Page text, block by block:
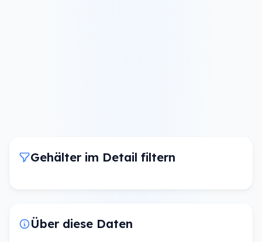
Gehälter im Detail filtern
Über diese Daten